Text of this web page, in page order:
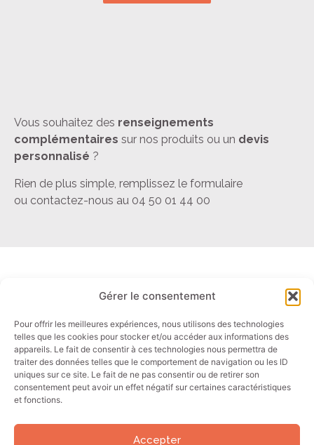
Gérer le consentement
Pour offrir les meilleures expériences, nous utilisons des technologies
telles que les cookies pour stocker et/ou accéder aux informations des
appareils. Le fait de consentir à ces technologies nous permettra de
traiter des données telles que le comportement de navigation ou les ID
uniques sur ce site. Le fait de ne pas consentir ou de retirer son
consentement peut avoir un effet négatif sur certaines caractéristiques
et fonctions.
Accepter
Vous souhaitez des renseignements
complémentaires sur nos produits ou un devis
personnalisé ?
Rien de plus simple, remplissez le formulaire
ou contactez-nous au 04 50 01 44 00
Panels PC
Ecrans
Tablettes
PC industriels
Secteurs
Email: info@akori.fr
Tel : +33 (0)4 50 01 44 00